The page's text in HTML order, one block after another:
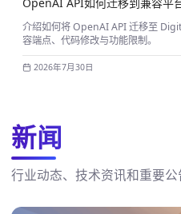
OpenAI API如何迁移到兼容平
介绍如何将 OpenAI API 迁移至
容端点、代码修改与功能限制。
2026年7月30日
新闻
行业动态、技术资讯和重要公